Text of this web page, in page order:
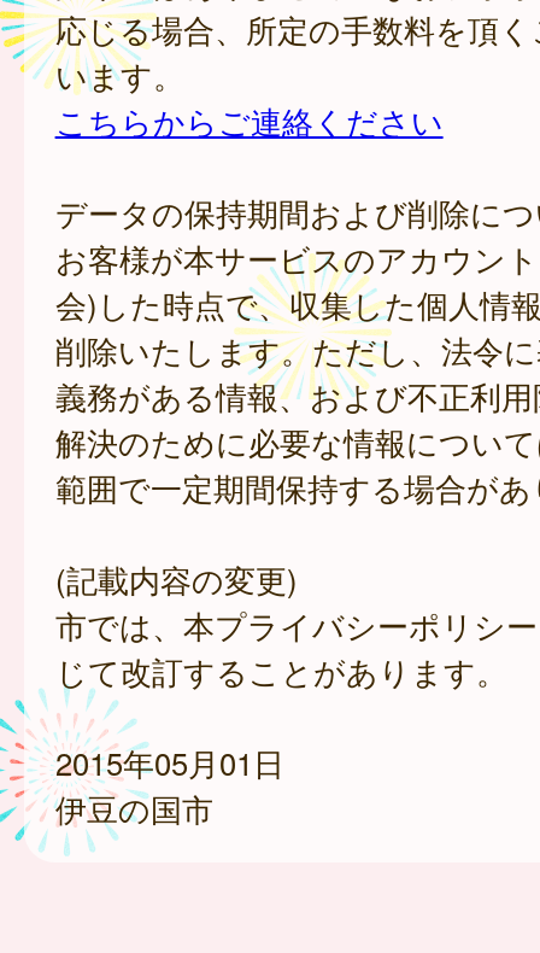
応じる場合、所定の手数料を頂
います。
こちらからご連絡ください
データの保持期間および削除に
お客様が本サービスのアカウン
会)した時点で、収集した個人情
削除いたします。ただし、法令
義務がある情報、および不正利
解決のために必要な情報につい
範囲で一定期間保持する場合が
(記載内容の変更)
市では、本プライバシーポリシ
じて改訂することがあります。
2015年05月01日
伊豆の国市